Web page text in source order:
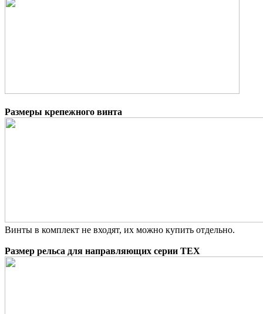
Размеры крепежного винта
Винты в комплект не входят, их можно купить отдельно.
Размер рельса для направляющих серии TEX